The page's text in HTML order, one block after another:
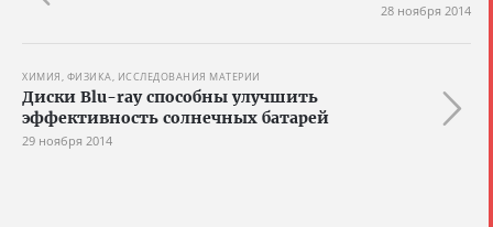
28 ноября 2014
ХИМИЯ, ФИЗИКА, ИССЛЕДОВАНИЯ МАТЕРИИ
Диски Blu-ray способны улучшить
эффективность солнечных батарей
29 ноября 2014